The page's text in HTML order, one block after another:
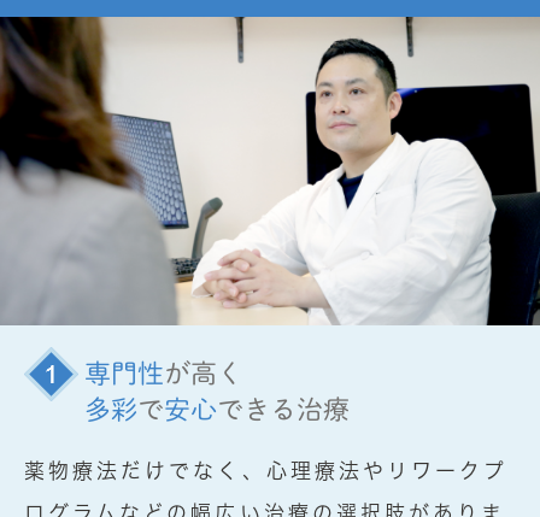
専門性が高く
多彩で安心できる治療
薬物療法だけでなく、心理療法やリワークプ
ログラムなどの幅広い治療の選択肢がありま